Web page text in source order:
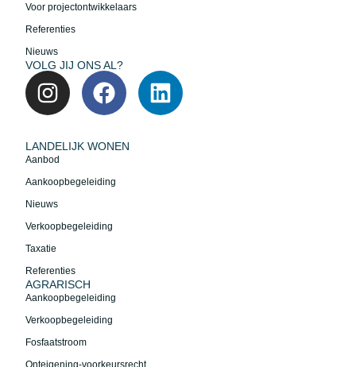
Voor projectontwikkelaars
Referenties
Nieuws
VOLG JIJ ONS AL?
LANDELIJK WONEN
Aanbod
Aankoopbegeleiding
Nieuws
Verkoopbegeleiding
Taxatie
Referenties
AGRARISCH
Aankoopbegeleiding
Verkoopbegeleiding
Fosfaatstroom
Onteigening-voorkeursrecht